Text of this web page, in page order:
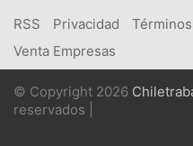
RSS Privacidad
Venta Empresas
© Copyright 2026
reservados |